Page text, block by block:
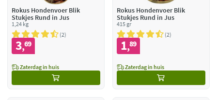
Rokus Hondenvoer Blik
Stukjes Rund in Jus
1,24 kg
2
3,69
Zaterdag in huis
Rokus Hondenvoer Blik
Stukjes Rund in Jus
415 gr
2
1,89
Zaterdag in huis